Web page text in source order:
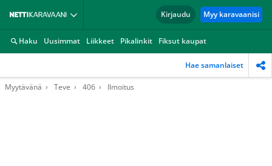
Kirjaudu Myy karavaanisi
Haku Uusimmat Liikkeet Pikalinkit Fiksut kaupat
Hae samanlaiset
Myytävänä Teve 406 Ilmoitus